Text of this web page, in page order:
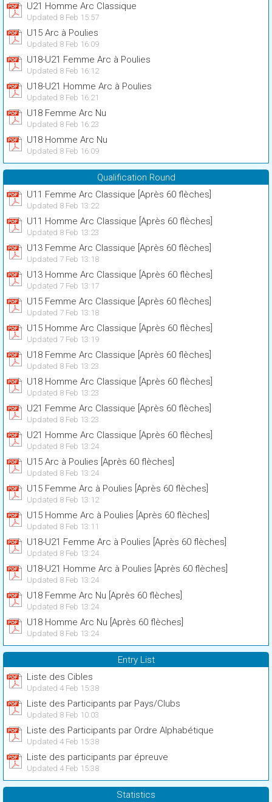
U21 Homme Arc Classique
Updated 8 Feb 15:57
U15 Arc à Poulies
Updated 8 Feb 16:09
U18-U21 Femme Arc à Poulies
Updated 8 Feb 16:12
U18-U21 Homme Arc à Poulies
Updated 8 Feb 16:21
U18 Femme Arc Nu
Updated 8 Feb 16:23
U18 Homme Arc Nu
Updated 8 Feb 16:09
Qualification Round
U11 Femme Arc Classique [Après 60 flèches]
Updated 8 Feb 13:22
U11 Homme Arc Classique [Après 60 flèches]
Updated 8 Feb 13:23
U13 Femme Arc Classique [Après 60 flèches]
Updated 7 Feb 13:18
U13 Homme Arc Classique [Après 60 flèches]
Updated 7 Feb 13:17
U15 Femme Arc Classique [Après 60 flèches]
Updated 7 Feb 13:18
U15 Homme Arc Classique [Après 60 flèches]
Updated 7 Feb 13:19
U18 Femme Arc Classique [Après 60 flèches]
Updated 8 Feb 13:23
U18 Homme Arc Classique [Après 60 flèches]
Updated 8 Feb 13:23
U21 Femme Arc Classique [Après 60 flèches]
Updated 8 Feb 13:23
U21 Homme Arc Classique [Après 60 flèches]
Updated 8 Feb 13:24
U15 Arc à Poulies [Après 60 flèches]
Updated 8 Feb 13:24
U15 Femme Arc à Poulies [Après 60 flèches]
Updated 8 Feb 13:12
U15 Homme Arc à Poulies [Après 60 flèches]
Updated 8 Feb 13:11
U18-U21 Femme Arc à Poulies [Après 60 flèches]
Updated 8 Feb 13:24
U18-U21 Homme Arc à Poulies [Après 60 flèches]
Updated 8 Feb 13:24
U18 Femme Arc Nu [Après 60 flèches]
Updated 8 Feb 13:24
U18 Homme Arc Nu [Après 60 flèches]
Updated 8 Feb 13:24
Entry List
Liste des Cibles
Updated 4 Feb 15:38
Liste des Participants par Pays/Clubs
Updated 8 Feb 10:03
Liste des Participants par Ordre Alphabétique
Updated 4 Feb 15:38
Liste des participants par épreuve
Updated 4 Feb 15:38
Statistics